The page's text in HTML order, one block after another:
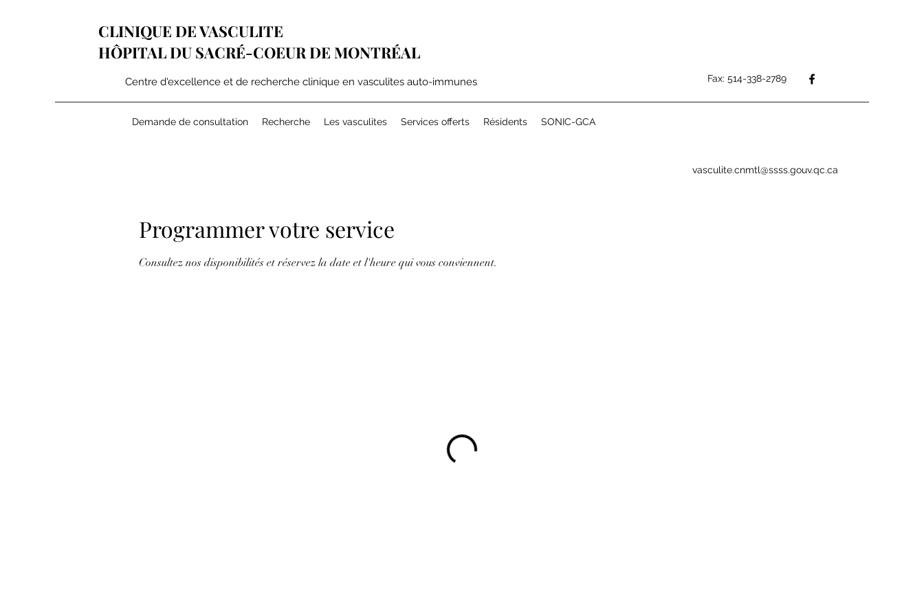
CLINIQUE DE VASCULITE
HÔPITAL DU SACRÉ-COEUR DE MONTRÉAL
Fax: 514-338-2789
Demande de consultation Recherche Les vasculites Services offerts Résidents SONIC-GCA
Centre d'excellence et de recherche clinique en vasculites auto-immunes
Programmer votre service
Consultez nos disponibilités et réservez la date et l'heure qui vous conviennent.
vasculite.cnmtl@ssss.gouv.qc.ca